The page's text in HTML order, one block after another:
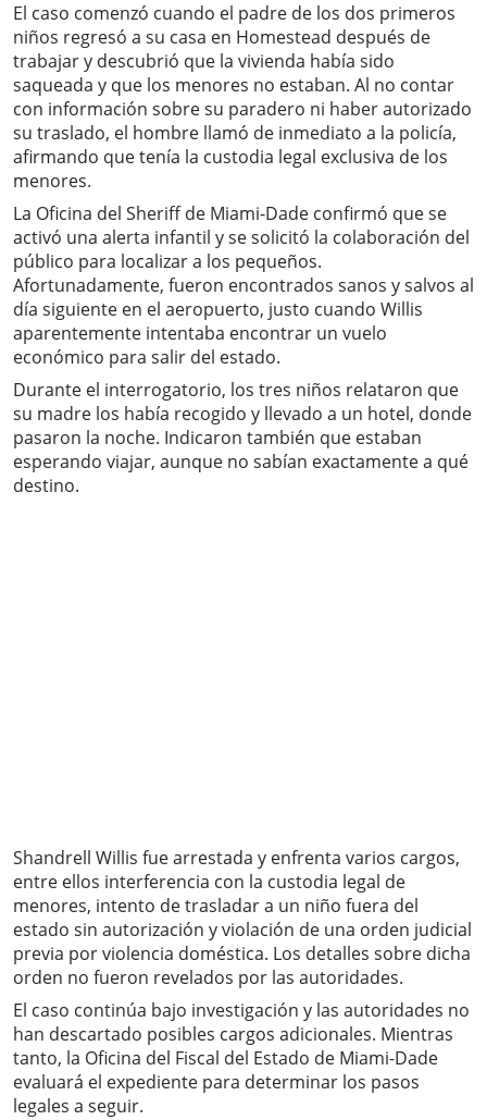
El caso comenzó cuando el padre de los dos primeros
niños regresó a su casa en Homestead después de
trabajar y descubrió que la vivienda había sido
saqueada y que los menores no estaban. Al no contar
con información sobre su paradero ni haber autorizado
su traslado, el hombre llamó de inmediato a la policía,
afirmando que tenía la custodia legal exclusiva de los
menores.
La Oficina del Sheriff de Miami-Dade confirmó que se
activó una alerta infantil y se solicitó la colaboración del
público para localizar a los pequeños.
Afortunadamente, fueron encontrados sanos y salvos al
día siguiente en el aeropuerto, justo cuando Willis
aparentemente intentaba encontrar un vuelo
económico para salir del estado.
Durante el interrogatorio, los tres niños relataron que
su madre los había recogido y llevado a un hotel, donde
pasaron la noche. Indicaron también que estaban
esperando viajar, aunque no sabían exactamente a qué
destino.
Shandrell Willis fue arrestada y enfrenta varios cargos,
entre ellos interferencia con la custodia legal de
menores, intento de trasladar a un niño fuera del
estado sin autorización y violación de una orden judicial
previa por violencia doméstica. Los detalles sobre dicha
orden no fueron revelados por las autoridades.
El caso continúa bajo investigación y las autoridades no
han descartado posibles cargos adicionales. Mientras
tanto, la Oficina del Fiscal del Estado de Miami-Dade
evaluará el expediente para determinar los pasos
legales a seguir.